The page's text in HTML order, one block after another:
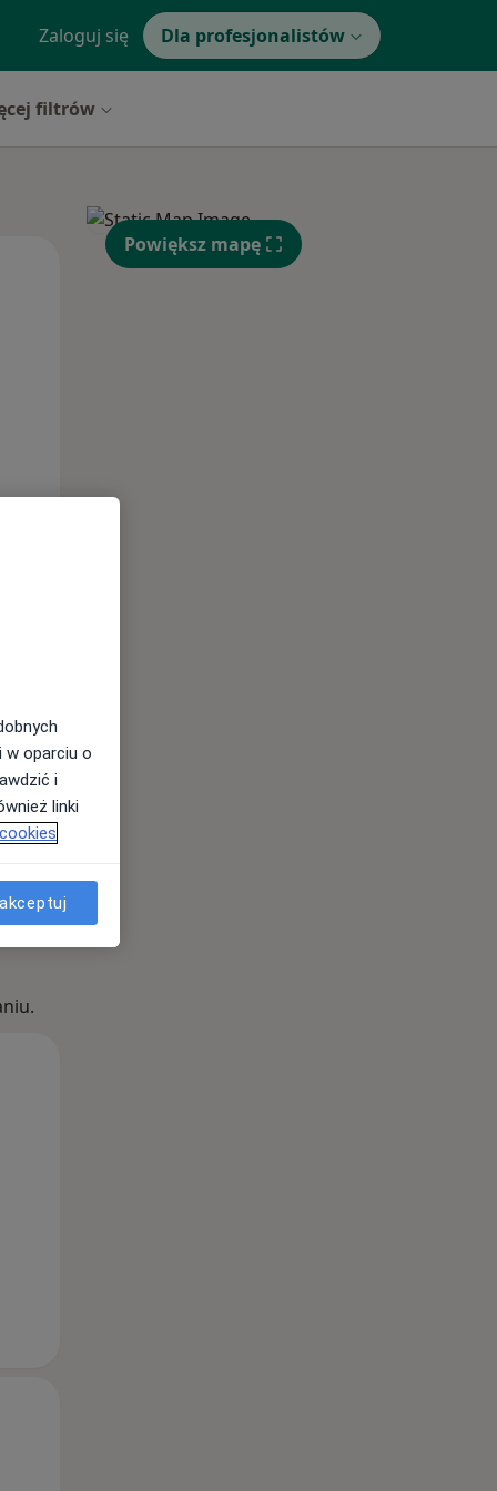
Zaloguj się Dla profesjonalistów
filtrów
Śr, Czw,
Powiększ mapę
w oparciu o
i
linki